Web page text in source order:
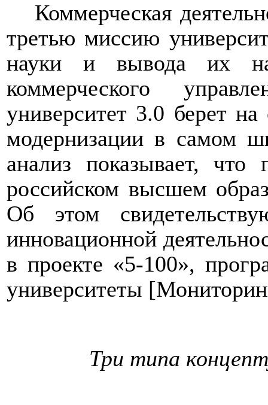
Коммерческая
третью миссию
науки и вывода их
коммерческого
университет 3.0 берет на
модернизации в самом
анализ показывает,
российском высшем
Об этом
инновационной
в проекте «5-100»,
университеты [
Три типа